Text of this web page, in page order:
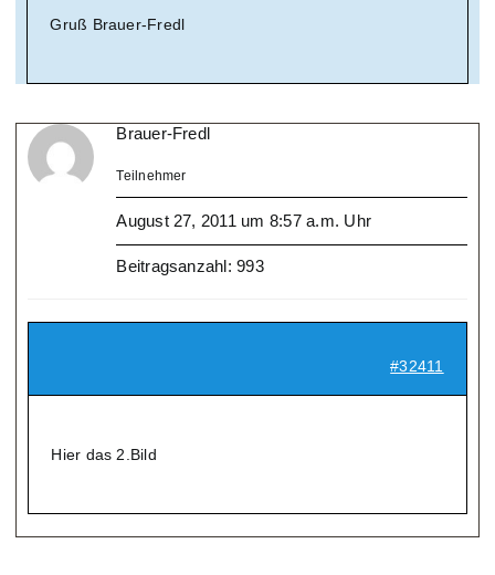
Gruß Brauer-Fredl
Brauer-Fredl
Teilnehmer
August 27, 2011 um 8:57 a.m. Uhr
Beitragsanzahl: 993
#32411
Hier das 2.Bild